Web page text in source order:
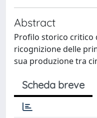
Abstract
Profilo storico critico
ricognizione delle
sua produzione tra
Scheda breve